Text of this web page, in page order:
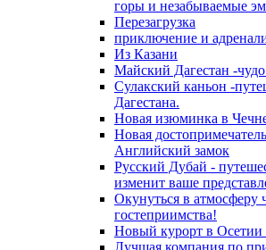
горы и незабываемые
Перезагрузка
приключение и
Из Казани
Майский Дагестан -
Сулакский каньон -
Дагестана.
Новая изюминка в
Новая
Английский замок
Русский Дубай -
изменит ваше
Окунуться в атмосферу
гостеприимства!
Новый курорт в Осетии
Лучшая компания по